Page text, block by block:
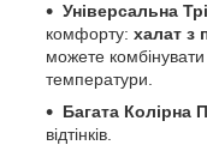
Універсальна
комфорту: халат з
можете
температури.
Багата Колірна
відтінків.